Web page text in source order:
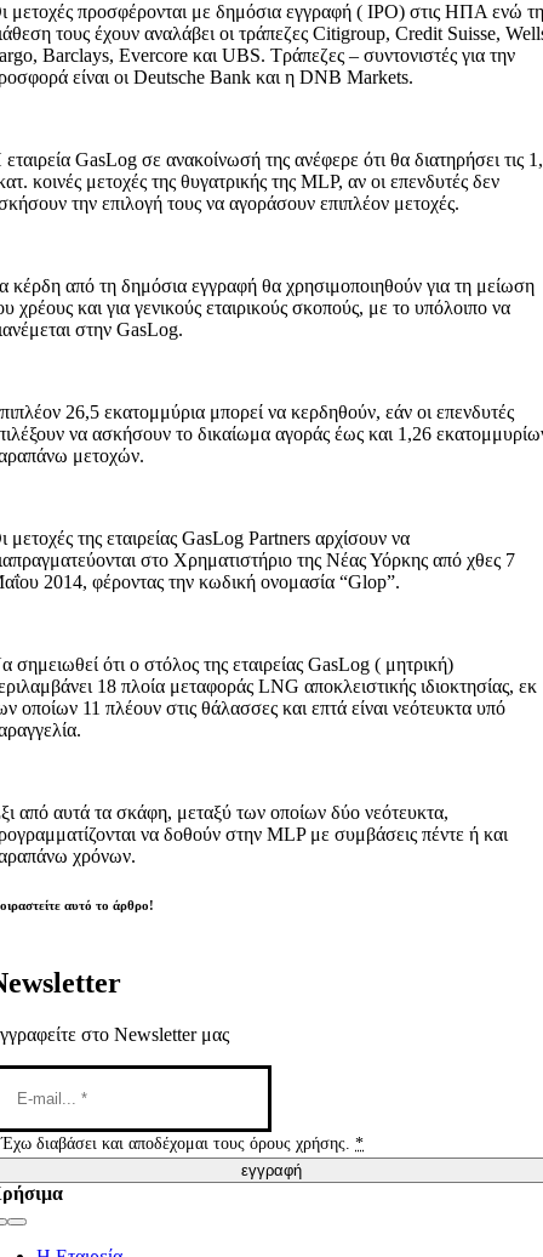
μετοχές προσφέρονται με δημόσια εγγραφή ( IPO) στις ΗΠΑ ενώ
τους έχουν αναλάβει οι τράπεζες Citigroup, Credit Suisse,
Barclays, Evercore και UBS. Τράπεζες – συντονιστές για την
είναι οι Deutsche Bank και η DNB Markets.
GasLog σε ανακοίνωσή της ανέφερε ότι θα διατηρήσει τις
κοινές μετοχές της θυγατρικής της MLP, αν οι επενδυτές δεν
την επιλογή τους να αγοράσουν επιπλέον μετοχές.
κέρδη από τη δημόσια εγγραφή θα χρησιμοποιηθούν για τη μείωση
χρέους και για γενικούς εταιρικούς σκοπούς, με το υπόλοιπο να
στην GasLog.
26,5 εκατομμύρια μπορεί να κερδηθούν, εάν οι επενδυτές
να ασκήσουν το δικαίωμα αγοράς έως και 1,26
μετοχών.
μετοχές της εταιρείας GasLog Partners αρχίσουν να
στο Χρηματιστήριο της Νέας Υόρκης από χθες 7
2014, φέροντας την κωδική ονομασία “Glop”.
σημειωθεί ότι ο στόλος της εταιρείας GasLog ( μητρική)
18 πλοία μεταφοράς LNG αποκλειστικής ιδιοκτησίας, εκ
οποίων 11 πλέουν στις θάλασσες και επτά είναι νεότευκτα υπό
από αυτά τα σκάφη, μεταξύ των οποίων δύο νεότευκτα,
να δοθούν στην MLP με συμβάσεις πέντε ή και
χρόνων.
αυτό το άρθρο!
στο Newsletter μας
Έχω διαβάσει και αποδέχομαι τους όρους χρήσης.*
εγγραφή